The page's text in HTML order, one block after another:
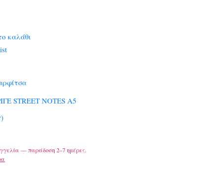
καλάθι
STREET NOTES A5
— παράδοση 2–7 ημέρες.